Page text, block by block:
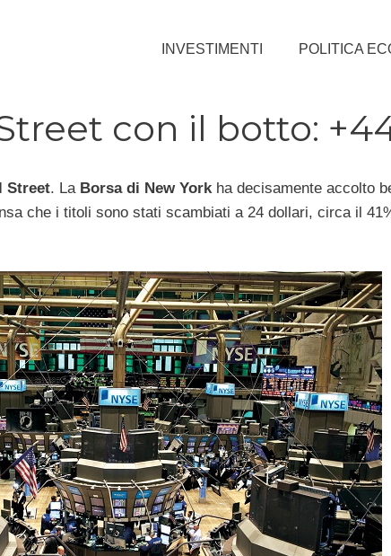
INVESTIMENTI POLITICA
con il botto:
Street. La Borsa di New York ha decisamente accolto
che i titoli sono stati scambiati a 24 dollari, circa il